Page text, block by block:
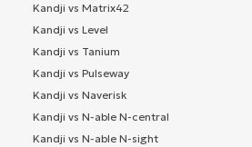
Kandji vs Matrix42
Kandji vs Level
Kandji vs Tanium
Kandji vs Pulseway
Kandji vs Naverisk
Kandji vs N-able N-central
Kandji vs N-able N-sight